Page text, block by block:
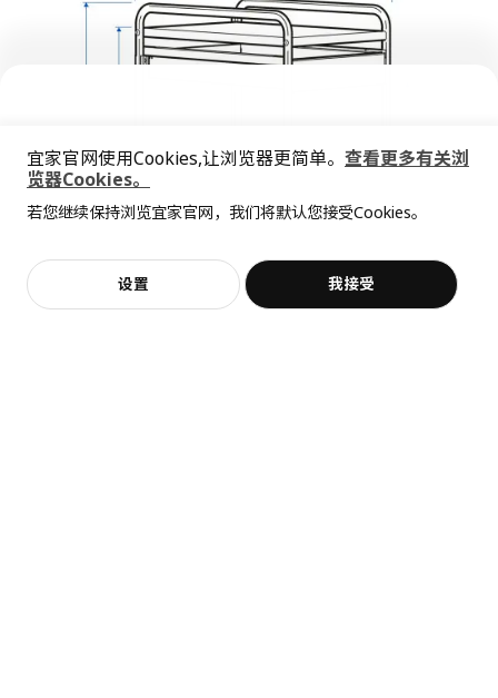
展开更多
抱歉，该商品在所选地区暂时缺货。
客服
加入购物袋 立即购买
价格透明，设计专业，现货供应
不，谢谢 立即预约
宜家官网使用Cookies,让浏览器更简单。 查看更多有关浏
览器Cookies。
若您继续保持浏览宜家官网，我们将默认您接受Cookies。
设置 我接受